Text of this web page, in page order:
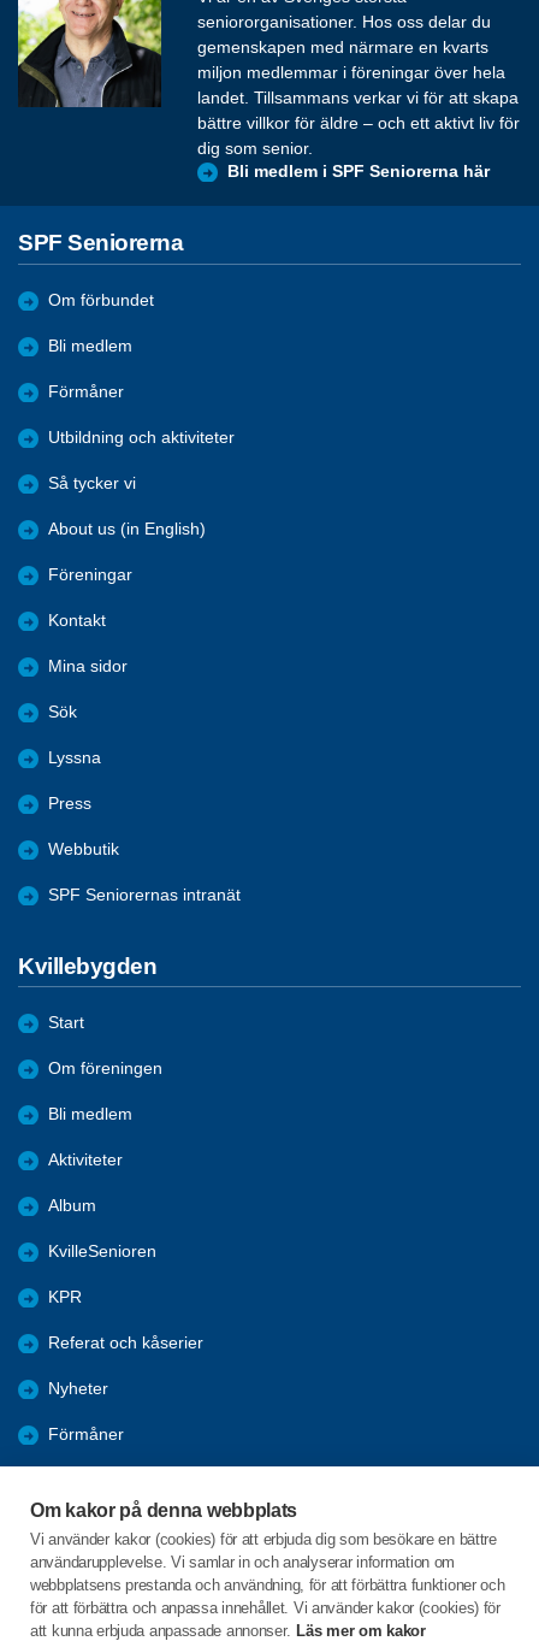
Om kakor på denna webbplats
Vi använder kakor (cookies) för att erbjuda dig som besökare en bättre
användarupplevelse. Vi samlar in och analyserar information om
webbplatsens prestanda och användning, för att förbättra funktioner och
för att förbättra och anpassa innehållet. Vi använder kakor (cookies) för
att kunna erbjuda anpassade annonser. Läs mer om kakor
seniororganisationer. Hos oss delar du
gemenskapen med närmare en kvarts
miljon medlemmar i föreningar över hela
landet. Tillsammans verkar vi för att skapa
bättre villkor för äldre – och ett aktivt liv för
dig som senior.
Bli medlem i SPF Seniorerna här
SPF Seniorerna
Om förbundet
Bli medlem
Förmåner
Utbildning och aktiviteter
Så tycker vi
About us (in English)
Föreningar
Kontakt
Mina sidor
Sök
Lyssna
Press
Webbutik
SPF Seniorernas intranät
Kvillebygden
Start
Om föreningen
Bli medlem
Aktiviteter
Album
KvilleSenioren
KPR
Referat och kåserier
Nyheter
Förmåner
Tanums kommun
Valet 2026